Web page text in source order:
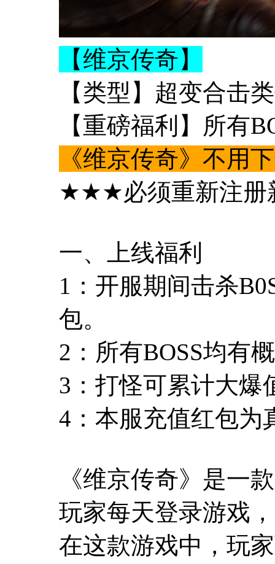
【维京传奇】
【类型】超变合击
【重磅福利】所有
《维京传奇》不用
★★★必须重新注
一、上线福利
1：开服期间击杀
包。
2：所有BOSS均有
3：打怪可累计大爆
4：本服充值红包为
《维京传奇》是一
玩家每天登录游戏
在这款游戏中，玩